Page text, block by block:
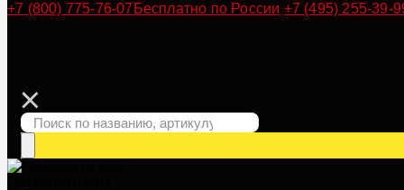
+7 (800) 775-76-07 Бесплатно по России +7 (495) 255-39-